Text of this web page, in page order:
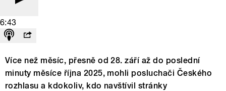
6:43
Více než měsíc, přesně od 28. září až do poslední
minuty měsíce října 2025, mohli posluchači Českého
rozhlasu a kdokoliv, kdo navštívil stránky